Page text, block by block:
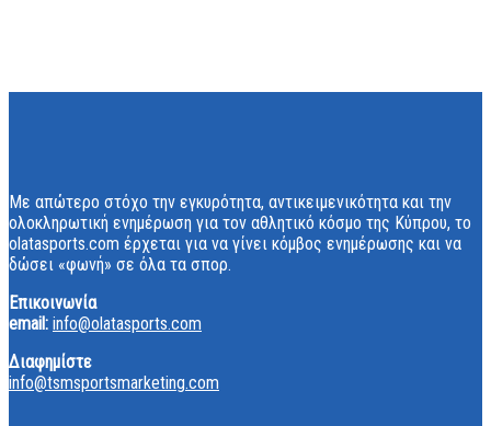
Με απώτερο στόχο την εγκυρότητα, αντικειμενικότητα και την
ολοκληρωτική ενημέρωση για τον αθλητικό κόσμο της Κύπρου, το
olatasports.com έρχεται για να γίνει κόμβος ενημέρωσης και να
δώσει «φωνή» σε όλα τα σπορ.
Επικοινωνία
email: info@olatasports.com
Διαφημίστε
info@tsmsportsmarketing.com